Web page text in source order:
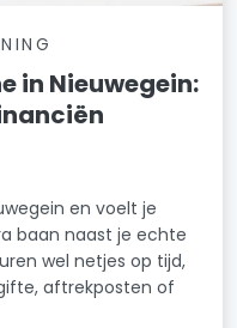
in Nieuwegein:
en voelt je
baan naast je echte
wel netjes op tijd,
aftrekposten of